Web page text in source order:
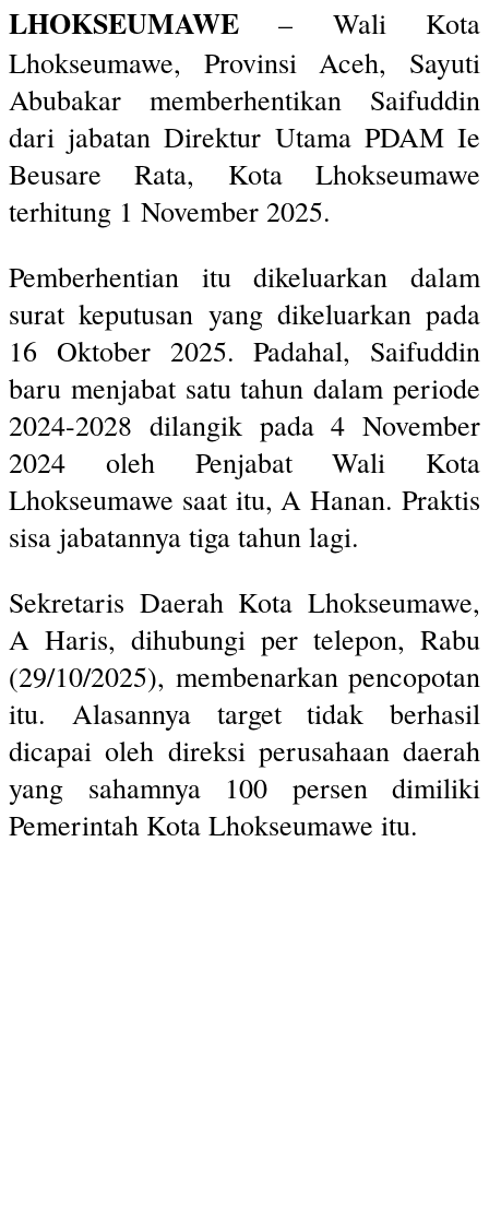
LHOKSEUMAWE – Wali Kota
Lhokseumawe, Provinsi Aceh, Sayuti
Abubakar memberhentikan Saifuddin
dari jabatan Direktur Utama PDAM Ie
Beusare Rata, Kota Lhokseumawe
terhitung 1 November 2025.
Pemberhentian itu dikeluarkan dalam
surat keputusan yang dikeluarkan pada
16 Oktober 2025. Padahal, Saifuddin
baru menjabat satu tahun dalam periode
2024-2028 dilangik pada 4 November
2024 oleh Penjabat Wali Kota
Lhokseumawe saat itu, A Hanan. Praktis
sisa jabatannya tiga tahun lagi.
Sekretaris Daerah Kota Lhokseumawe,
A Haris, dihubungi per telepon, Rabu
(29/10/2025), membenarkan pencopotan
itu. Alasannya target tidak berhasil
dicapai oleh direksi perusahaan daerah
yang sahamnya 100 persen dimiliki
Pemerintah Kota Lhokseumawe itu.